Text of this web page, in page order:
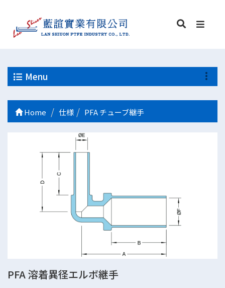
Menu
Home 仕様 PFA チューブ継手
PFA 溶着異径エルボ継手